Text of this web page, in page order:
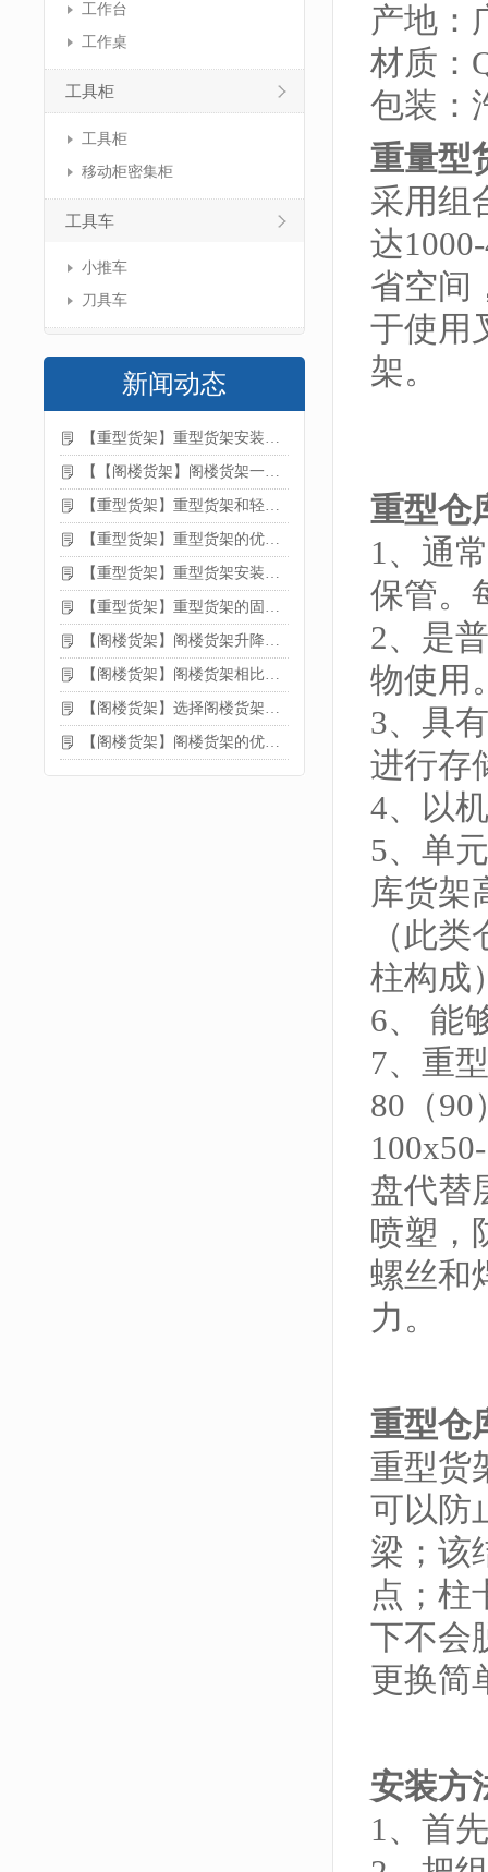
工作台
工作桌
工具柜
工具柜
移动柜密集柜
工具车
小推车
刀具车
新闻动态
【重型货架】重型货架安装注意事项
【【阁楼货架】阁楼货架一般有哪些用途
【重型货架】重型货架和轻型货架的区别是什么
【重型货架】重型货架的优缺点
【重型货架】重型货架安装需要注意什么？
【重型货架】重型货架的固定方法
【阁楼货架】阁楼货架升降机需要注意哪些
【阁楼货架】阁楼货架相比传统货架的优势是什么
【阁楼货架】选择阁楼货架的好处？
【阁楼货架】阁楼货架的优点是什么
产地：
材质：
包装：
重量型
采用组
达
省空间
于使用
架。
重型仓
1、通
保管。
2、是
物使用
3、具
进行存
4、以
5、单
库货架
（此
柱构成
6、 能
7、重
80（
盘代替
喷塑，
螺丝和
力。
重型仓
重型货
可以防
梁；该
点；柱
下不会
更换简
安装方
1、首